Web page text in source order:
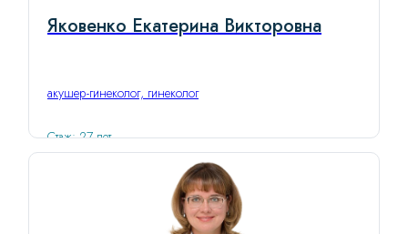
Яковенко Екатерина Викторовна
акушер-гинеколог, гинеколог
Стаж: 27 лет